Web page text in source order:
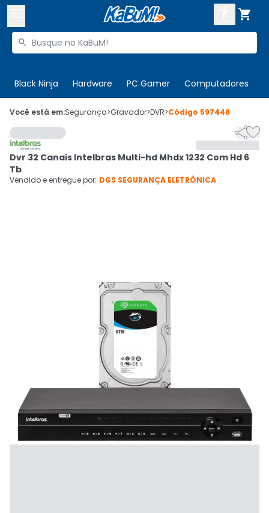

Buscar produtos

Black Ninja Hardware PC Gamer Computadores
 Olá. Acesse sua conta
 Departamentos
 Cupons
CADASTRE-SE
Você está em:Segurança>Gravador>DVR>Código 597448

Dvr 32 Canais Intelbras Multi-hd Mhdx 1232 Com Hd 6
Tb
Vendido e entregue por: DGS SEGURANÇA ELETRÔNICA